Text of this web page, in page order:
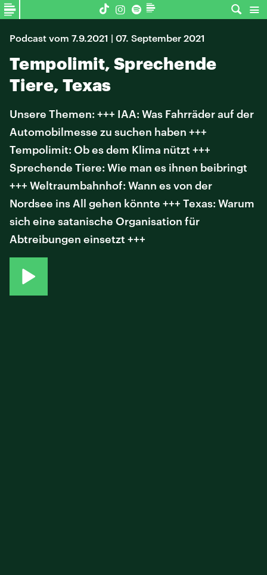
Podcast vom 7.9.2021 | 07. September 2021
Tempolimit, Sprechende
Tiere, Texas
Unsere Themen: +++ IAA: Was Fahrräder auf der
Automobilmesse zu suchen haben +++
Tempolimit: Ob es dem Klima nützt +++
Sprechende Tiere: Wie man es ihnen beibringt
+++ Weltraumbahnhof: Wann es von der
Nordsee ins All gehen könnte +++ Texas: Warum
sich eine satanische Organisation für
Abtreibungen einsetzt +++